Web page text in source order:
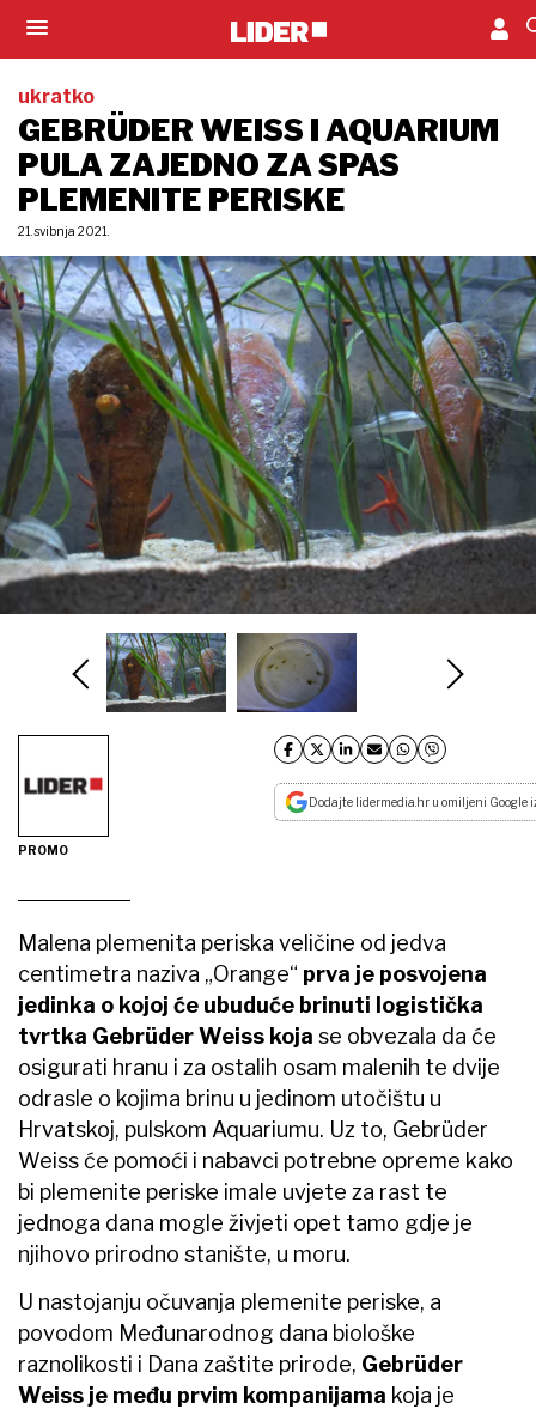
ukratko
GEBRÜDER WEISS I AQUARIUM
PULA ZAJEDNO ZA SPAS
PLEMENITE PERISKE
21. svibnja 2021.
PROMO
Dodajte lidermedia.hr u omiljeni Google
Malena plemenita periska veličine od jedva
centimetra naziva „Orange“ prva je posvojena
jedinka o kojoj će ubuduće brinuti logistička
tvrtka Gebrüder Weiss koja se obvezala da će
osigurati hranu i za ostalih osam malenih te dvije
odrasle o kojima brinu u jedinom utočištu u
Hrvatskoj, pulskom Aquariumu. Uz to, Gebrüder
Weiss će pomoći i nabavci potrebne opreme kako
bi plemenite periske imale uvjete za rast te
jednoga dana mogle živjeti opet tamo gdje je
njihovo prirodno stanište, u moru.
U nastojanju očuvanja plemenite periske, a
povodom Međunarodnog dana biološke
raznolikosti i Dana zaštite prirode, Gebrüder
Weiss je među prvim kompanijama koja je